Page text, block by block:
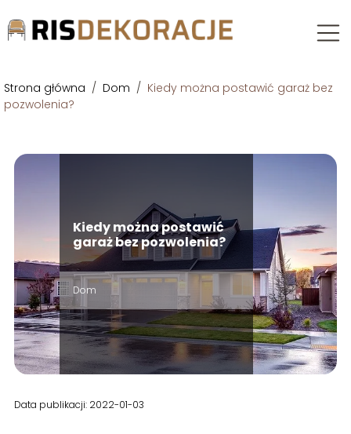
Strona główna / Dom / Kiedy można postawić garaż bez
pozwolenia?
Kiedy można postawić
garaż bez pozwolenia?
Dom
Data publikacji: 2022-01-03